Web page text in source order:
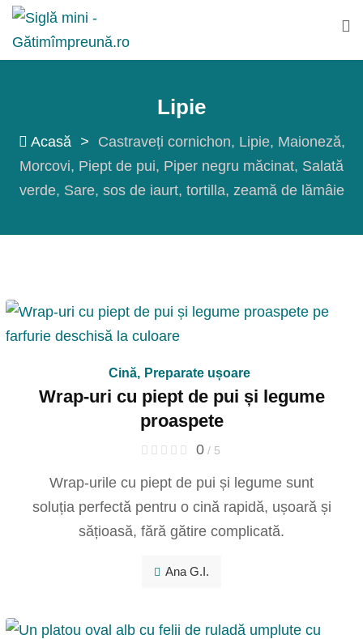
Sări
conținut
Lipie
Acasă > Castraveți cornichon Lipie Maioneză
Morcovi Piept de pui Piper negru măcinat Salată
verde Sare sos de iaurt tortilla zeamă de lămâie
Cină, Preparate ușoare
Wrap-uri cu piept de pui și legume
proaspete
0/ 5
Wrap-urile cu piept de pui și legume sunt
soluția perfectă pentru o cină rapidă, ușoară și
sățioasă, fără gătire complicată.
Ana G.I.